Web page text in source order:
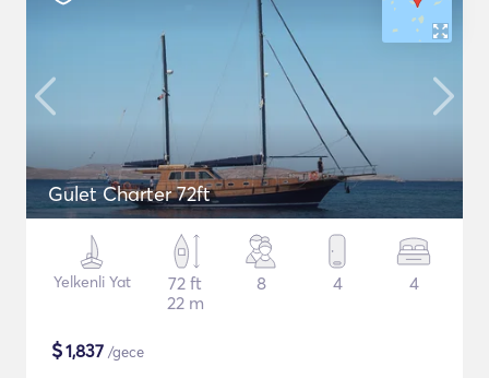
Gulet Charter 72ft
Yelkenli Yat
72 ft
22 m
8 4 4
$1,837 /gece